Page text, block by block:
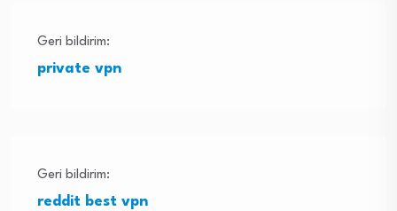
Geri bildirim:
private vpn
Geri bildirim:
reddit best vpn